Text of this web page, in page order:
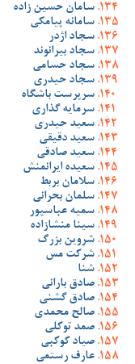
سامان حسین زاده
سامانه پیامکی
سجاد اژدر
سجاد بیرانوند
سجاد حسامی
سجاد حیدری
سرپرست باشگاه
سرمایه گذاری
سعید حیدری
سعید دقیقی
سعید صادقی
سعیده ایرانمنش
سلامان بربط
سلمان بحرانی
سمیه عباسپور
سینا منشازاده
شروین بزرگ
شرکت مس
شنا
صادق بارانی
صادق گشنی
صالح محمدی
صمد توکلی
صیاد کوکبی
عارف رستمی